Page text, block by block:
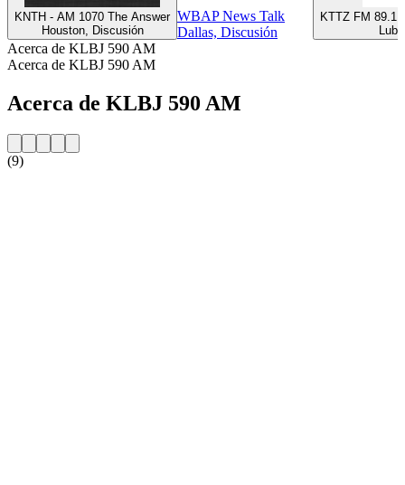
KNTH - AM 1070 The Answer
Houston, Discusión
WBAP News Talk
Dallas, Discusión
KTTZ FM 89.1
Acerca de KLBJ 590 AM
Acerca de KLBJ 590 AM
Acerca de KLBJ 590 AM
(9)